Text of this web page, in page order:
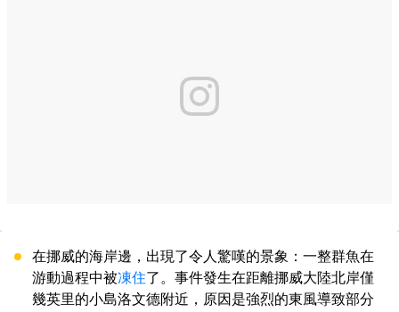
在挪威的海岸邊，出現了令人驚嘆的景象：一整群魚在
游動過程中被凍住了。事件發生在距離挪威大陸北岸僅
幾英里的小島洛文德附近，原因是強烈的東風導致部分